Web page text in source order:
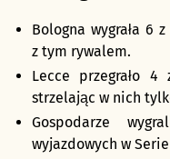
Bologna wygrała 6
z tym rywalem.
Lecce przegrało
strzelając w nich
Gospodarze
wyjazdowych w